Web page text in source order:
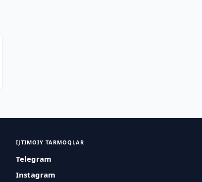
IJTIMOIY TARMOQLAR
Telegram
Instagram